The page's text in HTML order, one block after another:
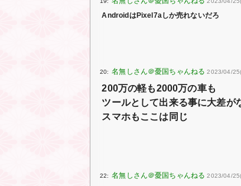
AndroidはPixel7aしか売れないだろ
20: 2023/04/
200万の軽も2000万の車も
ツールとして出来る事に大差が
スマホもここは同じ
22: 2023/04/